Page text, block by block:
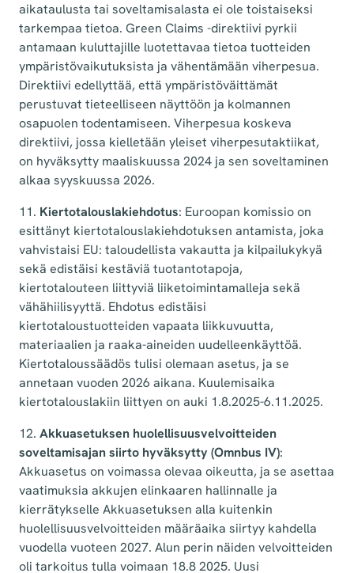
aikataulusta tai soveltamisalasta ei ole toistaiseksi
tarkempaa tietoa. Green Claims -direktiivi pyrkii
antamaan kuluttajille luotettavaa tietoa tuotteiden
ympäristövaikutuksista ja vähentämään viherpesua.
Direktiivi edellyttää, että ympäristöväittämät
perustuvat tieteelliseen näyttöön ja kolmannen
osapuolen todentamiseen. Viherpesua koskeva
direktiivi, jossa kielletään yleiset viherpesutaktiikat,
on hyväksytty maaliskuussa 2024 ja sen soveltaminen
alkaa syyskuussa 2026.
11. Kiertotalouslakiehdotus: Euroopan komissio on
esittänyt kiertotalouslakiehdotuksen antamista, joka
vahvistaisi EU: taloudellista vakautta ja kilpailukykyä
sekä edistäisi kestäviä tuotantotapoja,
kiertotalouteen liittyviä liiketoimintamalleja sekä
vähähiilisyyttä. Ehdotus edistäisi
kiertotaloustuotteiden vapaata liikkuvuutta,
materiaalien ja raaka-aineiden uudelleenkäyttöä.
Kiertotaloussäädös tulisi olemaan asetus, ja se
annetaan vuoden 2026 aikana. Kuulemisaika
kiertotalouslakiin liittyen on auki 1.8.2025-6.11.2025.
12. Akkuasetuksen huolellisuusvelvoitteiden
soveltamisajan siirto hyväksytty (Omnbus IV):
Akkuasetus on voimassa olevaa oikeutta, ja se asettaa
vaatimuksia akkujen elinkaaren hallinnalle ja
kierrätykselle Akkuasetuksen alla kuitenkin
huolellisuusvelvoitteiden määräaika siirtyy kahdella
vuodella vuoteen 2027. Alun perin näiden velvoitteiden
oli tarkoitus tulla voimaan 18.8 2025. Uusi